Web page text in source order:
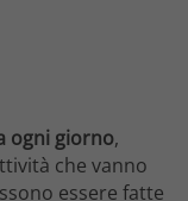
ogni giorno,
che vanno
essere fatte